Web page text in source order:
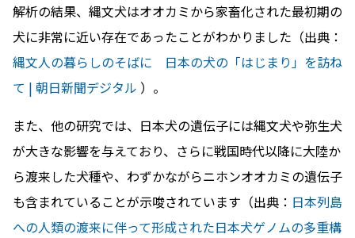
解析の結果、縄文犬はオオカミから家畜化された最初期の
犬に非常に近い存在であったことがわかりました（出典：
縄文人の暮らしのそばに 日本の犬の「はじまり」を訪ね
て | 朝日新聞デジタル ）。
また、他の研究では、日本犬の遺伝子には縄文犬や弥生犬
が大きな影響を与えており、さらに戦国時代以降に大陸か
ら渡来した犬種や、わずかながらニホンオオカミの遺伝子
も含まれていることが示唆されています（出典： 日本列島
への人類の渡来に伴って形成された日本犬ゲノムの多重構